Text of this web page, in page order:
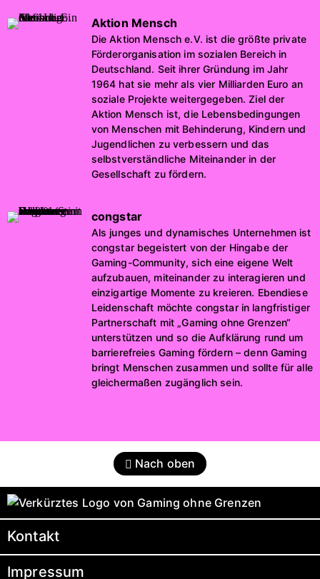
Aktion Mensch
Die Aktion Mensch e.V. ist die größte private
Förderorganisation im sozialen Bereich in
Deutschland. Seit ihrer Gründung im Jahr
1964 hat sie mehr als vier Milliarden Euro an
soziale Projekte weitergegeben. Ziel der
Aktion Mensch ist, die Lebensbedingungen
von Menschen mit Behinderung, Kindern und
Jugendlichen zu verbessern und das
selbstverständliche Miteinander in der
Gesellschaft zu fördern.
congstar
Als junges und dynamisches Unternehmen ist
congstar begeistert von der Hingabe der
Gaming-Community, sich eine eigene Welt
aufzubauen, miteinander zu interagieren und
einzigartige Momente zu kreieren. Ebendiese
Leidenschaft möchte congstar in langfristiger
Partnerschaft mit „Gaming ohne Grenzen“
unterstützen und so die Aufklärung rund um
barrierefreies Gaming fördern – denn Gaming
bringt Menschen zusammen und sollte für alle
gleichermaßen zugänglich sein.
Nach oben
Kontakt
Impressum